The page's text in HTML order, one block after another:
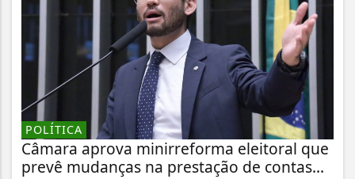
POLÍTICA
Câmara aprova minirreforma eleitoral que
prevê mudanças na prestação de contas...